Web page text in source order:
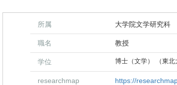
所属 大学院文学研究科
職名 教授
学位 博士（文学） （東北
researchmap https://